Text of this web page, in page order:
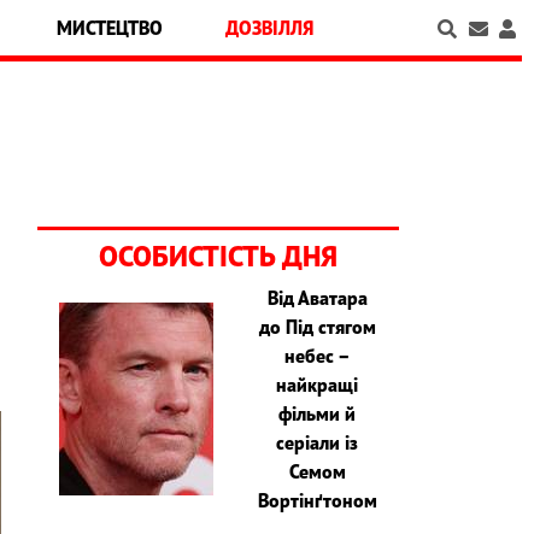
МИСТЕЦТВО ДОЗВІЛЛЯ
ОСОБИСТІСТЬ ДНЯ
Від Аватара
до Під стягом
небес –
найкращі
фільми й
серіали із
Семом
Вортінґтоном